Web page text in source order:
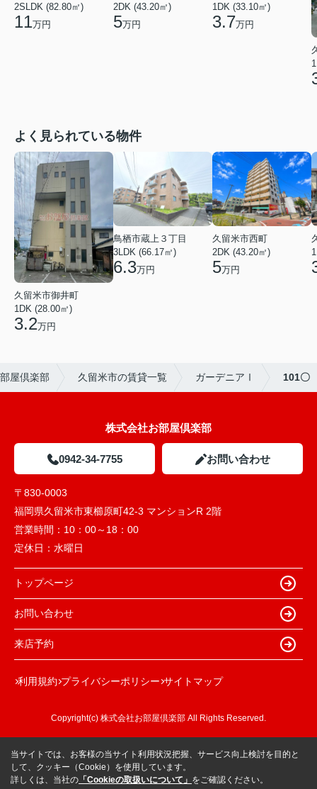
2SLDK (82.80㎡)
11万円
2DK (43.20㎡)
5万円
1DK (33.10㎡)
3.7万円
よく見られている物件
久留米市御井町
1DK (28.00㎡)
3.2万円
鳥栖市蔵上３丁目
3LDK (66.17㎡)
6.3万円
久留米市西町
2DK (43.20㎡)
5万円
屋倶楽部 久留米市の賃貸一覧 ガーデニアⅠ 101〇
株式会社お部屋倶楽部
0942-34-7755 お問い合わせ
〒830-0003
福岡県久留米市東櫛原町42-3 マンションR 2階
営業時間： 10：00～18：00
定休日： 水曜日
トップページ
お問い合わせ
来店予約
利用規約 プライバシーポリシー サイトマップ
Copyright(c) 株式会社お部屋倶楽部 All Rights Reserved.
当サイトでは、お客様の当サイト利用状況把握、サービス向上検討を目的と
して、クッキー（Cookie）を使用しています。
詳しくは、当社の 「Cookieの取扱いについて」 をご確認ください。